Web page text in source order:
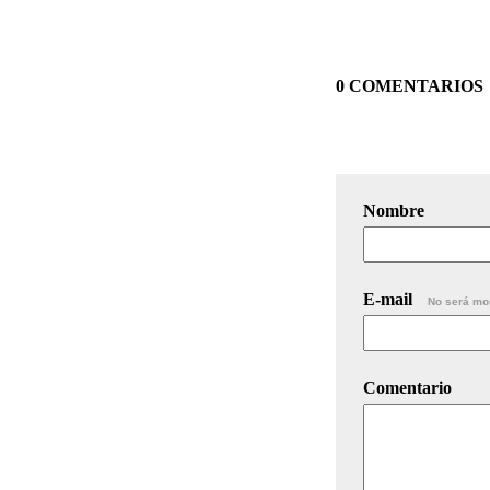
0 COMENTARIOS
Nombre
E-mail No será
Comentario